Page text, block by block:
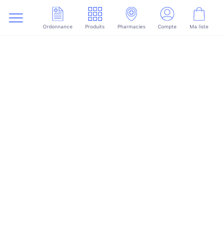
Ordonnance Produits Pharmacies Compte Ma liste